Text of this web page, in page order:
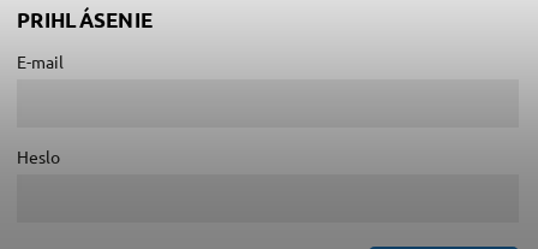
PRIHLÁSENIE
E-mail
Heslo